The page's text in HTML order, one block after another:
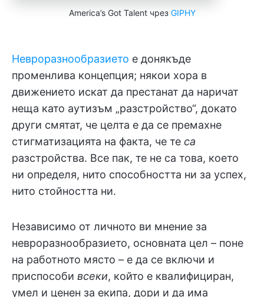
America’s Got Talent чрез GIPHY
Невроразнообразието е донякъде
променлива концепция; някои хора в
движението искат да престанат да наричат
неща като аутизъм „разстройство“, докато
други смятат, че целта е да се премахне
стигматизацията на факта, че те са
разстройства. Все пак, те не са това, което
ни определя, нито способността ни за успех,
нито стойността ни.
Независимо от личното ви мнение за
невроразнообразието, основната цел – поне
на работното място – е да се включи и
приспособи всеки, който е квалифициран,
умел и ценен за екипа, дори и да има